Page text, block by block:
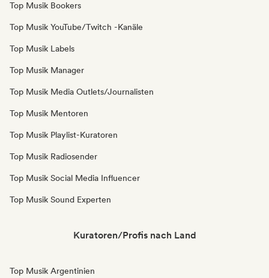
Top Musik Bookers
Top Musik YouTube/Twitch -Kanäle
Top Musik Labels
Top Musik Manager
Top Musik Media Outlets/Journalisten
Top Musik Mentoren
Top Musik Playlist-Kuratoren
Top Musik Radiosender
Top Musik Social Media Influencer
Top Musik Sound Experten
Kuratoren/Profis nach Land
Top Musik Argentinien